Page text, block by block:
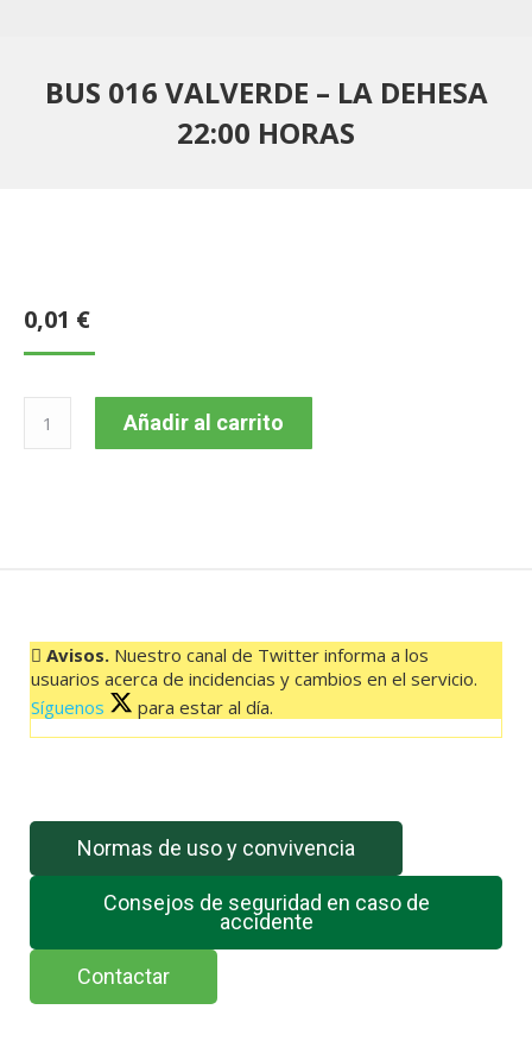
BUS 016 VALVERDE – LA DEHESA
22:00 HORAS
0,01 €
cantidad
Añadir al carrito
Avisos. Nuestro canal de Twitter informa a los
usuarios acerca de incidencias y cambios en el servicio.
Síguenos
para estar al día.
El feed de Twitter no está disponible en este momento.
Normas de uso y convivencia
Consejos de seguridad en caso de
accidente
Contactar